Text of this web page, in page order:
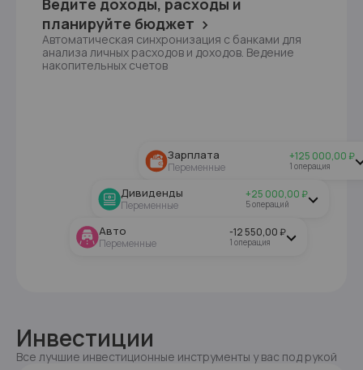
Ведите доходы, расходы и
планируйте бюджет
Автоматическая синхронизация с банками для
анализа личных расходов и доходов. Ведение
накопительных счетов
Зарплата
Переменные
+125 000,00 ₽
1 операция
Дивиденды
Переменные
+25 000,00 ₽
5 операций
Авто
Переменные
-12 550,00 ₽
1 операция
Инвестиции
Все лучшие инвестиционные инструменты у вас под рукой